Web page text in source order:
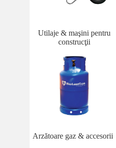
Utilaje & maşini pentru
construcţii
Arzătoare gaz & accesorii